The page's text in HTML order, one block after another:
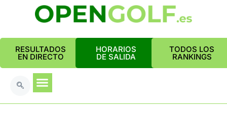
RESULTADOS
EN DIRECTO
HORARIOS
DE SALIDA
TODOS LOS
RANKINGS